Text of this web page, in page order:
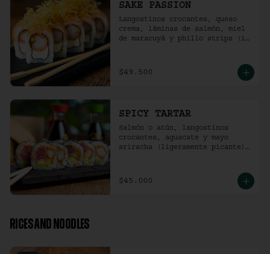
SAKE PASSION
Langostinos crocantes, queso
crema, láminas de salmón, miel
de maracuyá y phillo strips (10
$49.500
SPICY TARTAR
Salmón o atún, langostinos
crocantes, aguacate y mayo
sriracha (ligeramente picante).
$45.000
RICES AND NOODLES